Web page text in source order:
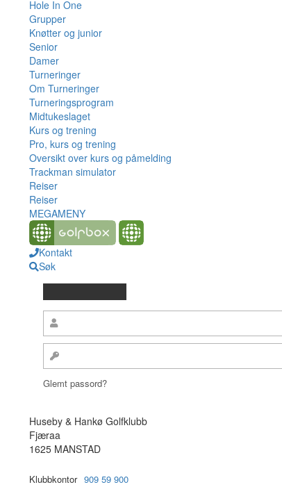
Hole In One
Grupper
Knøtter og junior
Senior
Damer
Turneringer
Om Turneringer
Turneringsprogram
Midtukeslaget
Kurs og trening
Pro, kurs og trening
Oversikt over kurs og påmelding
Trackman simulator
Reiser
Reiser
MEGAMENY
Kontakt
Søk
Glemt passord?
Huseby & Hankø Golfklubb
Fjæraa
1625 MANSTAD
Klubbkontor 909 59 900